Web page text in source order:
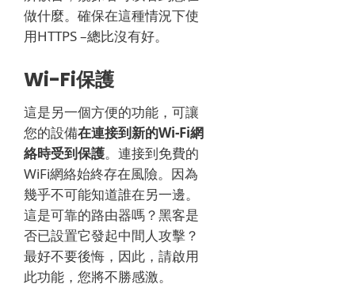
做什麼。 確保在這種情況下使
用HTTPS –總比沒有好。
Wi-Fi保護
這是另一個方便的功能，可讓
您的設備在連接到新的Wi-Fi網
絡時受到保護。 連接到免費的
WiFi網絡始終存在風險。 因為
幾乎不可能知道誰在另一邊。
這是可靠的路由器嗎？黑客是
否已設置它發起中間人攻擊？
最好不要後悔，因此，請啟用
此功能，您將不勝感激。